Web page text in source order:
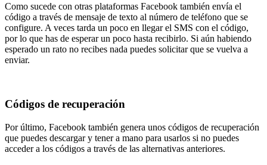
Como sucede con otras plataformas Facebook también envía el
código a través de mensaje de texto al número de teléfono que se
configure. A veces tarda un poco en llegar el SMS con el código,
por lo que has de esperar un poco hasta recibirlo. Si aún habiendo
esperado un rato no recibes nada puedes solicitar que se vuelva a
enviar.
Códigos de recuperación
Por último, Facebook también genera unos códigos de recuperación
que puedes descargar y tener a mano para usarlos si no puedes
acceder a los códigos a través de las alternativas anteriores.